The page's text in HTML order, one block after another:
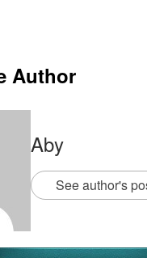
Author
Aby
See author's